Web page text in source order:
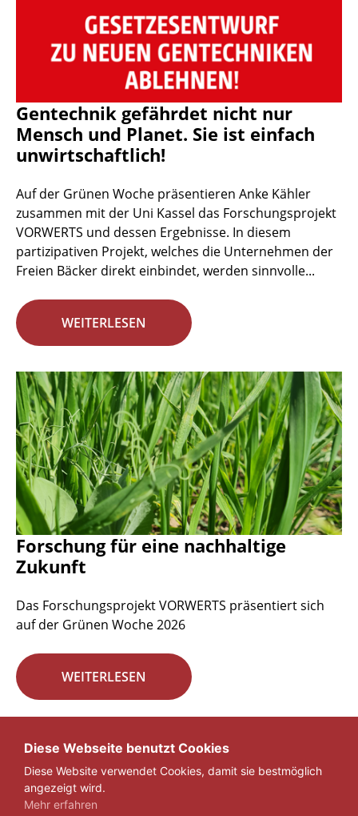
Gentechnik gefährdet nicht nur
Mensch und Planet. Sie ist einfach
unwirtschaftlich!
Auf der Grünen Woche präsentieren Anke Kähler
zusammen mit der Uni Kassel das Forschungsprojekt
VORWERTS und dessen Ergebnisse. In diesem
partizipativen Projekt, welches die Unternehmen der
Freien Bäcker direkt einbindet, werden sinnvolle...
WEITERLESEN
Forschung für eine nachhaltige
Zukunft
Das Forschungsprojekt VORWERTS präsentiert sich
auf der Grünen Woche 2026
WEITERLESEN
1 2 3 ... 29 »
Diese Webseite benutzt Cookies
Diese Website verwendet Cookies, damit sie bestmöglich
angezeigt wird.
Mehr erfahren